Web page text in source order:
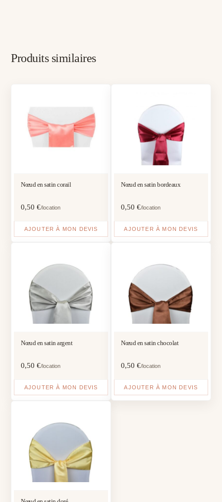
Produits similaires
Nœud en satin corail
0,50€/location
AJOUTER À MON DEVIS
Nœud en satin bordeaux
0,50 €/location
AJOUTER À MON DEVIS
Nœud en satin argent
0,50€/location
AJOUTER À MON DEVIS
Nœud en satin chocolat
0,50 €/location
AJOUTER À MON DEVIS